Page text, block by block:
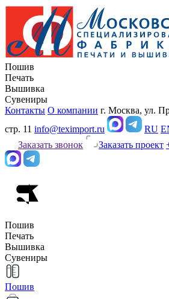
Пошив
Печать
Вышивка
Сувениры
Контакты О компании г. Москва, ул.
стр. 11 info@teximport.ru RU
Заказать звонок
Заказать проект
Пошив
Печать
Вышивка
Сувениры
Пошив